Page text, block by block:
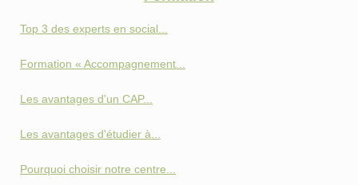
Top 3 des experts en social...
Formation « Accompagnement...
Les avantages d'un CAP...
Les avantages d'étudier à...
Pourquoi choisir notre centre...